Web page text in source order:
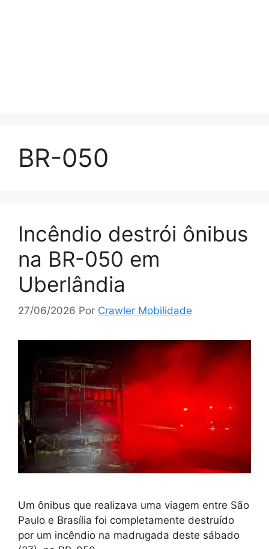
BR-050
Incêndio destrói ônibus
na BR-050 em
Uberlândia
27/06/2026 Por Crawler Mobilidade
Um ônibus que realizava uma viagem entre São
Paulo e Brasília foi completamente destruído
por um incêndio na madrugada deste sábado